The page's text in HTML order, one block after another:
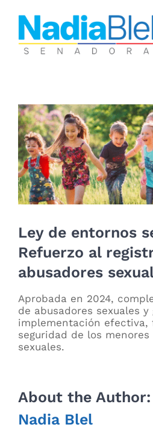
content
Lo
Súmate
View
Larger
Image
Ley de entornos
Refuerzo al
abusadores
Aprobada en 2024,
de abusadores sexuales y
implementación efectiva,
seguridad de los
sexuales.
About the Author:
Nadia Blel